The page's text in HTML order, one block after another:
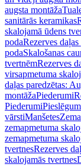
augsta montāža
sanitārās keramikas
skalojamā ūdens
podaRezerves
podaSkalošanas
tvertnēmRezerves
virsapmetuma
daļas paredzētas:
montāžaPiederumi
Piederumi
vārstiManšetes
zemapmetuma
zemapmetuma
tvertnesRezerves
skalojamās tvertnes